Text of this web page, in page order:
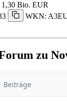
1,30 Bio. EUR
WKN:
zu